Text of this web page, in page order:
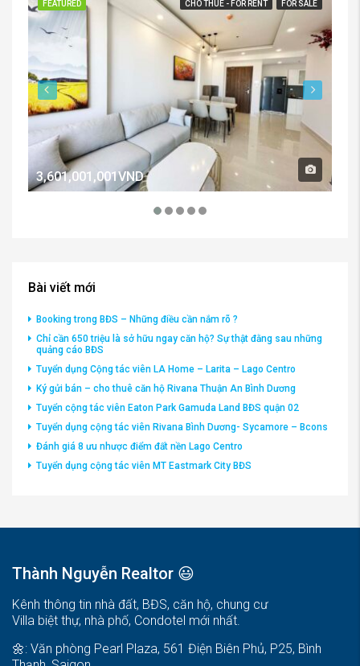
FEATURED CHO THUÊ - FOR RENT FOR SALE
3,601,001,001VND
Bài viết mới
Booking trong BĐS – Những điều cần nắm rõ ?
Chỉ cần 650 triệu là sở hữu ngay căn hộ? Sự thật đằng sau những
quảng cáo BĐS
Tuyển dụng Cộng tác viên LA Home – Larita – Lago Centro
Ký gửi bán – cho thuê căn hộ Rivana Thuận An Bình Dương
Tuyển cộng tác viên Eaton Park Gamuda Land BĐS quận 02
Tuyển dụng cộng tác viên Rivana Bình Dương- Sycamore – Bcons
Đánh giá 8 ưu nhược điểm đất nền Lago Centro
Tuyển dụng cộng tác viên MT Eastmark City BĐS
Thành Nguyễn Realtor 😃
Kênh thông tin nhà đất, BĐS, căn hộ, chung cư
Villa biệt thự, nhà phố, Condotel mới nhất.
🌼: Văn phòng Pearl Plaza, 561 Điện Biên Phủ, P25, Bình